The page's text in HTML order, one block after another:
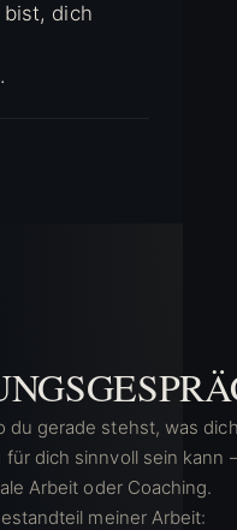
dich
du gerade stehst, was
dich sinnvoll sein kann
Arbeit oder Coaching.
meiner Arbeit: